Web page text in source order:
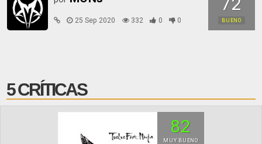
BUENO
25 Sep 2020 332 0 0
5 CRÍTICAS
82
MUY BUENO